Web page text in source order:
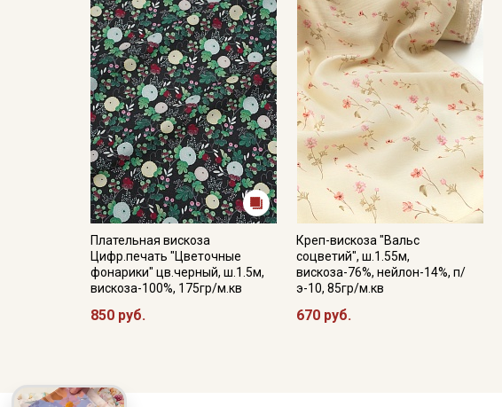
Плательная вискоза
Цифр.печать "Цветочные
фонарики" цв.черный, ш.1.5м,
вискоза-100%, 175гр/м.кв
850 руб.
Креп-вискоза "Вальс
соцветий", ш.1.55м,
вискоза-76%, нейлон-14%, п/
э-10, 85гр/м.кв
670 руб.